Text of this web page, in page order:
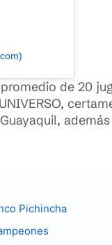
de 20
Pichincha